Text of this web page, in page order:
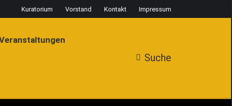
Kuratorium Vorstand Kontakt Impressum
Search:
Suche
Veranstaltungen